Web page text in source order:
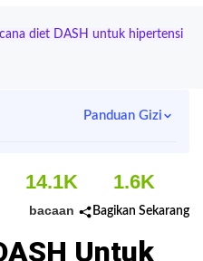
diet DASH untuk hipertensi
Panduan Gizi
14.1K
bacaan
1.6K
Bagikan Sekarang
Untuk